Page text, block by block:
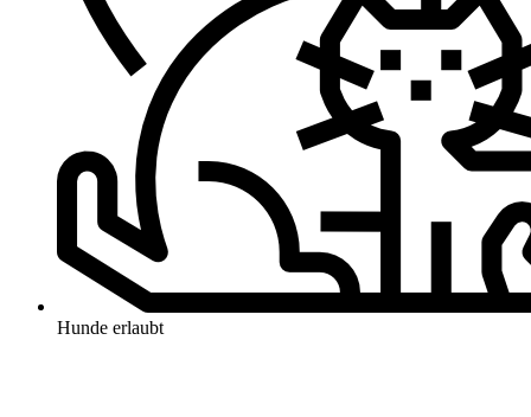
Hunde erlaubt